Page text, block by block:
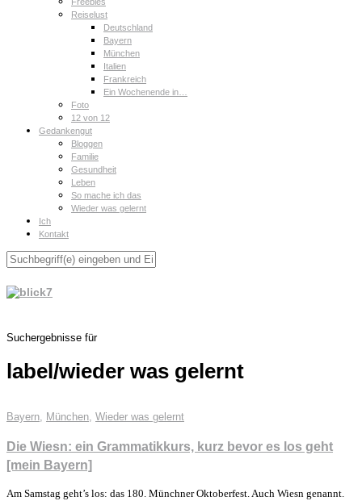
Reiselust
Deutschland
Bayern
München
Italien
Frankreich
Ein Wochenende in…
Foto
12 von 12
Gedankengut
Bloggen
Familie
Gesundheit
Leben
So mache ich das
Wieder was gelernt
Ich
Kontakt
Suchergebnisse für
label/wieder was gelernt
Bayern, München, Wieder was gelernt
Die Wiesn: ein Grammatikkurs, kurz bevor es los geht
[mein Bayern]
Am Samstag geht’s los: das 180. Münchner Oktoberfest. Auch Wiesn genannt.